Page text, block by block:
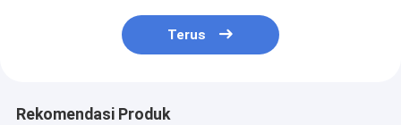
Terus
Rekomendasi Produk